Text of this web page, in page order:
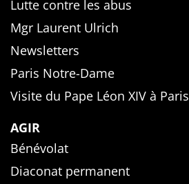
Lutte contre les abus
Mgr Laurent Ulrich
Newsletters
Paris Notre-Dame
Visite du Pape Léon XIV à Paris
AGIR
Bénévolat
Diaconat permanent